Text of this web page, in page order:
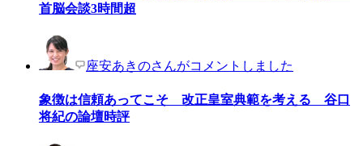
首脳会談3時間超
座安あきのさんがコメントしました
象徴は信頼あってこそ 改正皇室典範を考える 谷口
将紀の論壇時評